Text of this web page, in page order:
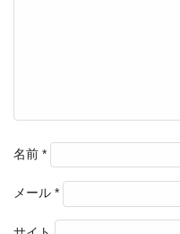
名前 *
メール *